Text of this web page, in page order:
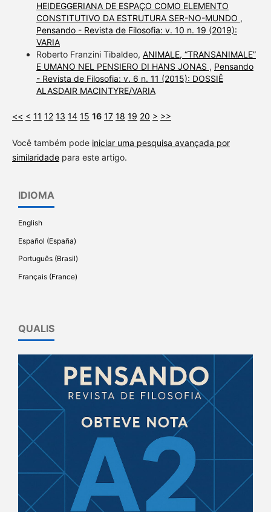
HEIDEGGERIANA DE ESPAÇO COMO ELEMENTO
CONSTITUTIVO DA ESTRUTURA SER-NO-MUNDO ,
Pensando - Revista de Filosofia: v. 10 n. 19 (2019):
VARIA
Roberto Franzini Tibaldeo, ANIMALE, “TRANSANIMALE”
E UMANO NEL PENSIERO DI HANS JONAS , Pensando
- Revista de Filosofia: v. 6 n. 11 (2015): DOSSIÊ
ALASDAIR MACINTYRE/VARIA
<< < 11 12 13 14 15 16 17 18 19 20 > >>
Você também pode iniciar uma pesquisa avançada por
similaridadepara este artigo.
IDIOMA
English
Español (España)
Português (Brasil)
Français (France)
QUALIS